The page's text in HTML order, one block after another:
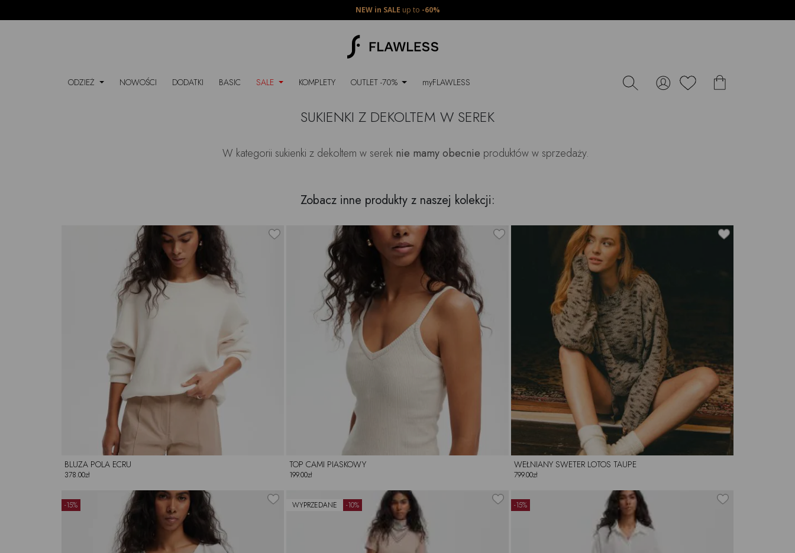
NEW in SALE up to -60%
ODZIEŻ NOWOŚCI DODATKI BASIC SALE KOMPLETY OUTLET -70% myFLAWLESS
SUKIENKI Z DEKOLTEM W SEREK
W kategorii sukienki z dekoltem w serek nie mamy obecnie produktów w sprzedaży.
Zobacz inne produkty z naszej kolekcji:
BLUZA POLA ECRU
378.00zł
TOP CAMI PIASKOWY
199.00zł
WEŁNIANY SWETER LOTOS TAUPE
799.00zł
-15% WYPRZEDANE -10% -15%